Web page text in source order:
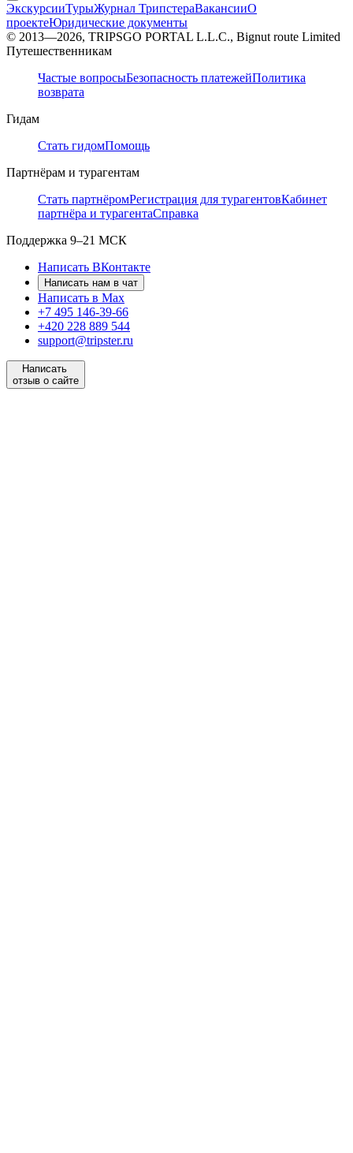
ЭкскурсииТурыЖурнал ТрипстераВакансииО
проектеЮридические документы
© 2013—2026, TRIPSGO PORTAL L.L.C., Bignut route Limited
Путешественникам
Частые вопросыБезопасность платежейПолитика
возврата
Гидам
Стать гидомПомощь
Партнёрам и турагентам
Стать партнёромРегистрация для турагентовКабинет
партнёра и турагентаСправка
Поддержка 9–21 МСК
Написать ВКонтакте
Написать нам в чат
Написать в Max
+7 495 146-39-66
+420 228 889 544
support@tripster.ru
Написать
отзыв о сайте